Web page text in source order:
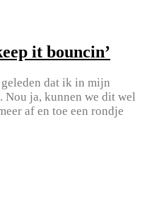
it bouncin’
dat ik in mijn
ja, kunnen we dit wel
af en toe een rondje